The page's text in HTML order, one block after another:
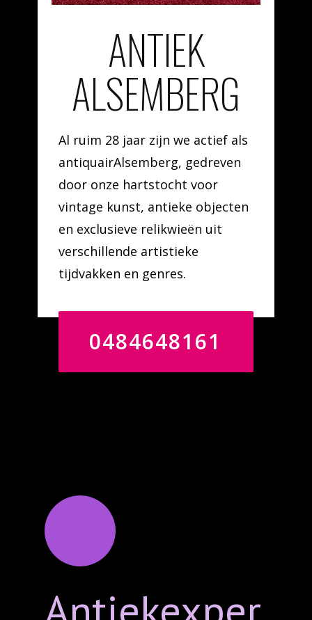
ANTIEK
ALSEMBERG
Al ruim 28 jaar zijn we actief als
antiquairAlsemberg, gedreven
door onze hartstocht voor
vintage kunst, antieke objecten
en exclusieve relikwieën uit
verschillende artistieke
tijdvakken en genres.
0484648161